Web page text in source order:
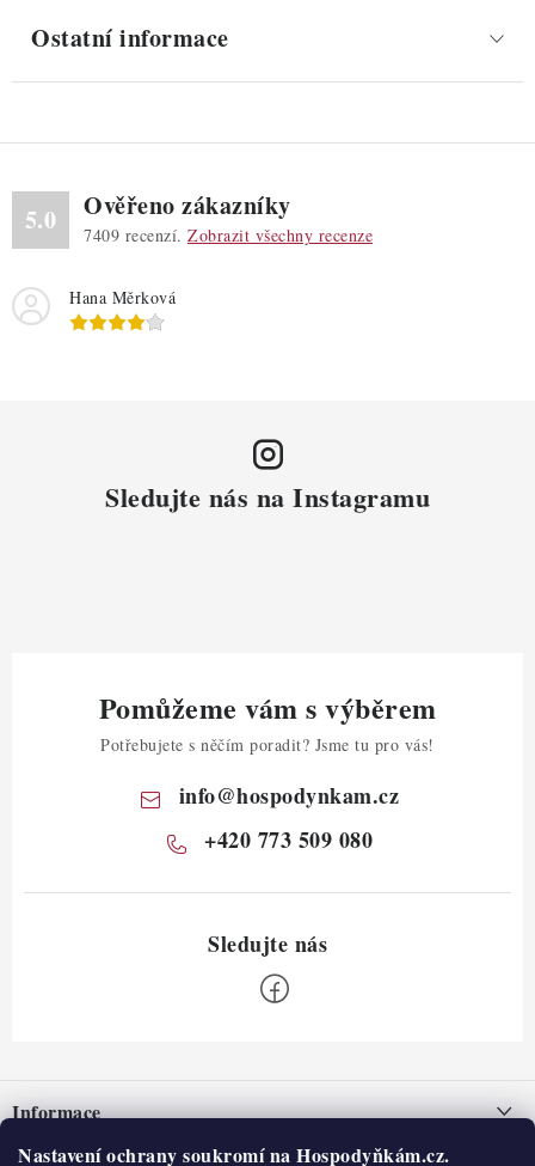
Nastavení ochrany soukromí na Hospodyňkám.cz.
Ostatní informace
5.0 Ověřeno zákazníky
7409 recenzí. Zobrazit všechny recenze
Hana Měrková
Sledujte nás na Instagramu
Pomůžeme vám s výběrem
Potřebujete s něčím poradit? Jsme tu pro vás!
info@hospodynkam.cz
+420 773 509 080
pInformace
Nepřevzetí zásilky na dobírku